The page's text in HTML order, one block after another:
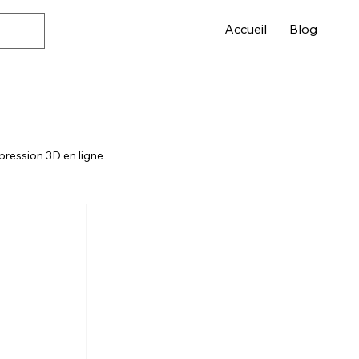
Accueil Blog
3D en ligne